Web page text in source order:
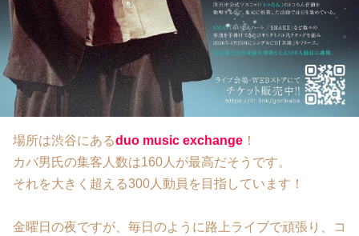
場所は渋谷にあるduo music exchange ！
カバ男氏の集客人数は160人が最高だそうです。
それを大きく超える300人動員を目指しています！
金曜日の夜ですが、毎日のように路上ライブで頑張り、コ